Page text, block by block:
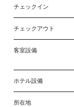
チェックイン
チェックアウト
客室設備
ホテル設備
所在地